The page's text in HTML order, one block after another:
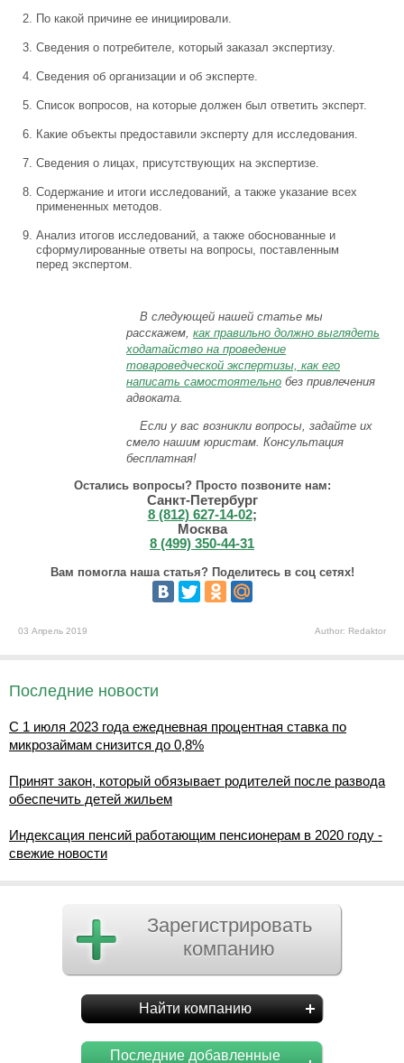
По какой причине ее инициировали.
Сведения о потребителе, который заказал экспертизу.
Сведения об организации и об эксперте.
Список вопросов, на которые должен был ответить эксперт.
Какие объекты предоставили эксперту для исследования.
Сведения о лицах, присутствующих на экспертизе.
Содержание и итоги исследований, а также указание всех
примененных методов.
Анализ итогов исследований, а также обоснованные и
сформулированные ответы на вопросы, поставленным
перед экспертом.
В следующей нашей статье мы
расскажем, как правильно должно выглядеть
ходатайство на проведение
товароведческой экспертизы, как его
написать самостоятельно без привлечения
адвоката.
Если у вас возникли вопросы, задайте их
смело нашим юристам. Консультация
бесплатная!
Остались вопросы? Просто позвоните нам:
Санкт-Петербург
8 (812) 627-14-02;
Москва
8 (499) 350-44-31
Вам помогла наша статья? Поделитесь в соц сетях!
03 Апрель 2019 Author: Redaktor
Последние новости
С 1 июля 2023 года ежедневная процентная ставка по
микрозаймам снизится до 0,8%
Принят закон, который обязывает родителей после развода
обеспечить детей жильем
Индексация пенсий работающим пенсионерам в 2020 году -
свежие новости
Зарегистрировать
компанию
Найти компанию
Последние добавленные